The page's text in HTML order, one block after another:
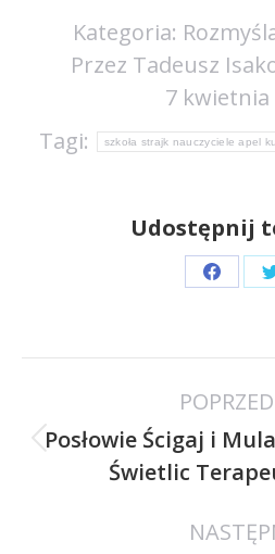
Kategoria:
Przez Tadeusz
7 kwietnia
Tagi:
szkoła strajk nauczyciele apel
Udostępnij
Share
Posłowie Ścigaj i
Świetlic